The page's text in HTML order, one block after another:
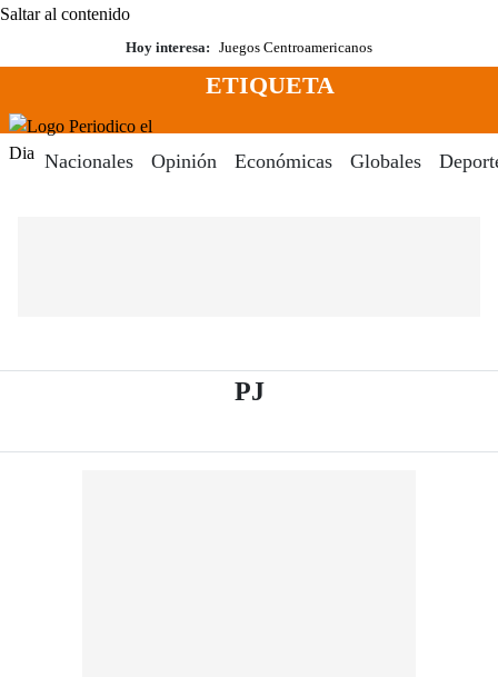
Saltar al contenido
Hoy interesa: Juegos Centroamericanos
Menú
ETIQUETA
Nacionales Opinión Económicas Globales
PJ- Periódico El Dia